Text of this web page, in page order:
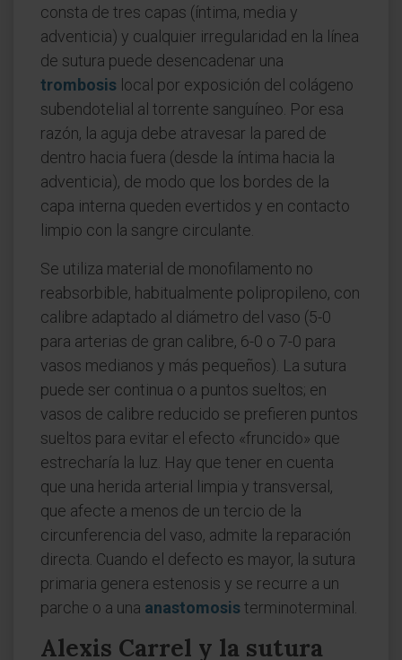
consta de tres capas (íntima, media y
adventicia) y cualquier irregularidad en la línea
de sutura puede desencadenar una
trombosis local por exposición del colágeno
subendotelial al torrente sanguíneo. Por esa
razón, la aguja debe atravesar la pared de
dentro hacia fuera (desde la íntima hacia la
adventicia), de modo que los bordes de la
capa interna queden evertidos y en contacto
limpio con la sangre circulante.
Se utiliza material de monofilamento no
reabsorbible, habitualmente polipropileno, con
calibre adaptado al diámetro del vaso (5-0
para arterias de gran calibre, 6-0 o 7-0 para
vasos medianos y más pequeños). La sutura
puede ser continua o a puntos sueltos; en
vasos de calibre reducido se prefieren puntos
sueltos para evitar el efecto «fruncido» que
estrecharía la luz. Hay que tener en cuenta
que una herida arterial limpia y transversal,
que afecte a menos de un tercio de la
circunferencia del vaso, admite la reparación
directa. Cuando el defecto es mayor, la sutura
primaria genera estenosis y se recurre a un
parche o a una anastomosisterminoterminal.
Alexis Carrel y la sutura